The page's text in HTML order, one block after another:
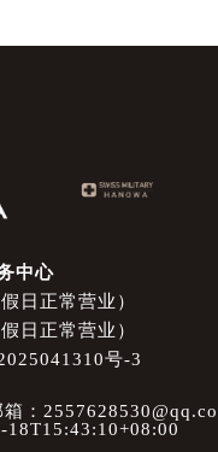
中心
日正常营业）
日正常营业）
号-3
：
18T15:43:10+08:00